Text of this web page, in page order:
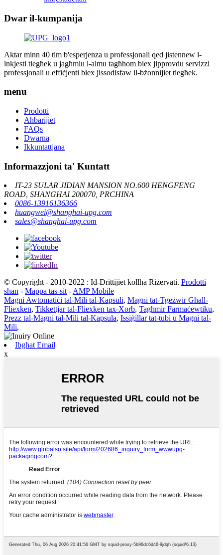
Dwar il-kumpanija
Aktar minn 40 tim b'esperjenza u professjonali qed jistennew l-
inkjesti tiegħek u jagħmlu l-almu tagħhom biex jipprovdu servizzi
professjonali u effiċjenti biex jissodisfaw il-bżonnijiet tiegħek.
menu
Prodotti
Aħbarijiet
FAQs
Dwarna
Ikkuntattjana
Informazzjoni ta' Kuntatt
IT-23 SULAR JIDIAN MANSION NO.600 HENGFENG
ROAD, SHANGHAI 200070, PRCHINA
0086-13916136366
huangwei@shanghai-upg.com
sales@shanghai-upg.com
© Copyright - 2010-2022 : Id-Drittijiet kollha Riżervati. Prodotti
sħan - Mappa tas-sit-AMP Mobile
Magni Awtomatiċi tal-Mili tal-Kapsuli, Magni tat-Tgeżwir Għall-
Fliexken, Tikkettjar tal-Fliexken tax-Xorb, Tagħmir Farmaċewtiku,
Prezz tal-Magni tal-Mili tal-Kapsula, Issiġillar tat-tubi u Magni tal-
Mili,
Ibgħat Email
x